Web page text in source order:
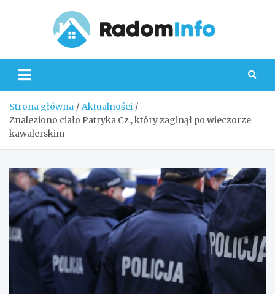
Strona główna
Aktualności
Znaleziono ciało Patryka Cz., który zaginął po wieczorze
kawalerskim